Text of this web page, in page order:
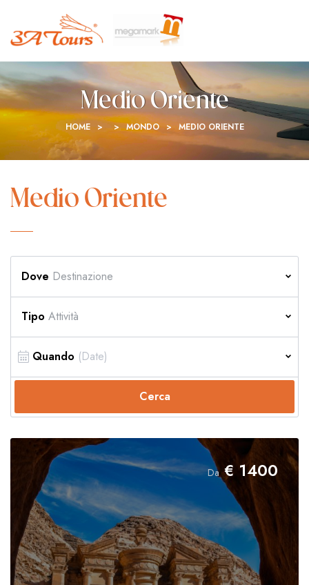
Medio Oriente
HOME > > MONDO > MEDIO ORIENTE
Medio Oriente
Dove Destinazione
Tipo Attività
Quando
Cerca
Da €1400